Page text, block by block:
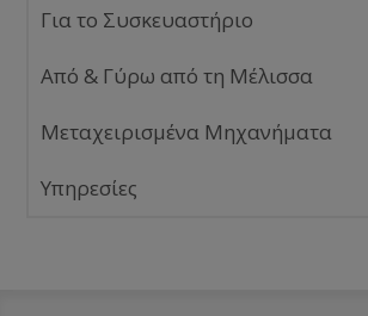
Για το Συσκευαστήριο
Από & Γύρω από τη Μέλισσα
Μεταχειρισμένα Μηχανήματα
Υπηρεσίες